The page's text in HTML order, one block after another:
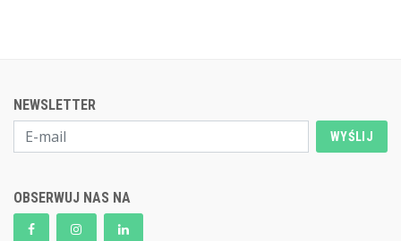
NEWSLETTER
WYŚLIJ
OBSERWUJ NAS NA